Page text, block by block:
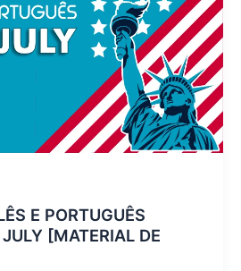
E PORTUGUÊS
[MATERIAL DE